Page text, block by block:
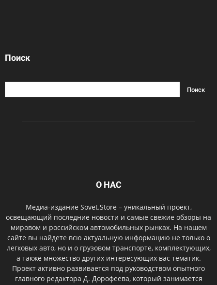
Поиск
О НАС
Медиа-издание Sovet.Store – уникальный проект,
освещающий последние новости и самые свежие обзоры на
мировом и российском автомобильных рынках. На нашем
сайте вы найдете всю актуальную информацию не только о
легковых авто, но и о грузовом транспорте, комплектующих,
а также множество других интересующих вас тематик.
Проект активно развивается под руководством опытного
главного редактора Д. Дорофеева, который занимается